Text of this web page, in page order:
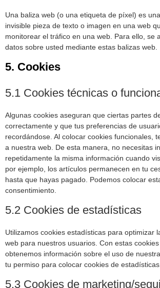
Una baliza web (o una etiqueta de píxel) es
invisible pieza de texto o imagen en una web
monitorear el tráfico en una web. Para ello, se
datos sobre usted mediante estas balizas web.
5. Cookies
5.1 Cookies técnicas o
Algunas cookies aseguran que ciertas partes
correctamente y que tus preferencias de
recordándose. Al colocar cookies funcionales,
a nuestra web. De esta manera, no necesitas
repetidamente la misma información cuando
por ejemplo, los artículos permanecen en tu
hasta que hayas pagado. Podemos colocar
consentimiento.
5.2 Cookies de estadísticas
Utilizamos cookies estadísticas para optimizar
web para nuestros usuarios. Con estas
obtenemos información sobre el uso de
tu permiso para colocar cookies de
5.3 Cookies de marketing/